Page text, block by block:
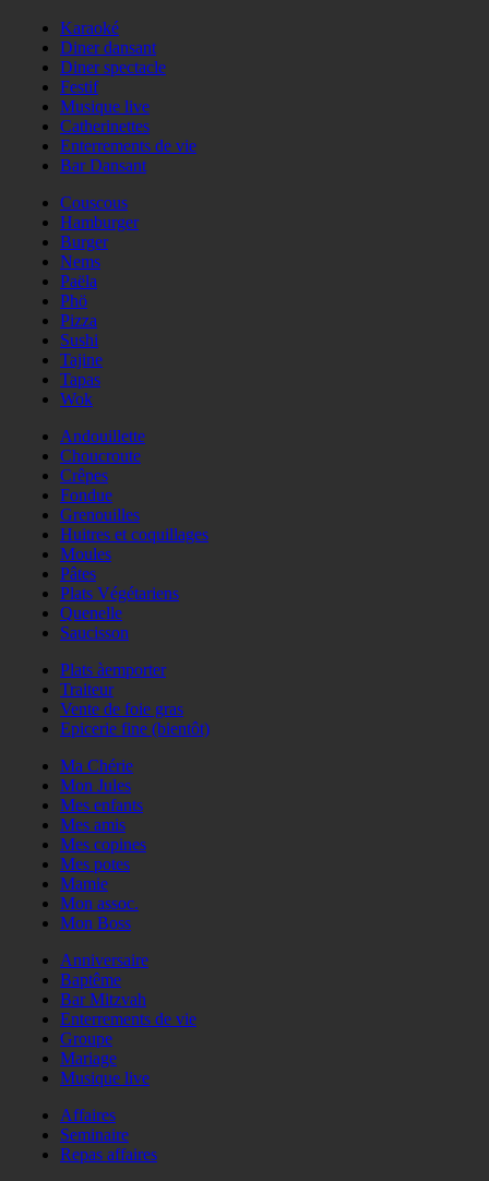
Karaoké
Diner dansant
Diner spectacle
Festif
Musique live
Catherinettes
Enterrements de vie
Bar Dansant
Couscous
Hamburger
Burger
Nems
Paëla
Phö
Pizza
Sushi
Tajine
Tapas
Wok
Andouillette
Choucroute
Crêpes
Fondue
Grenouilles
Huitres et coquillages
Moules
Pâtes
Plats Végétariens
Quenelle
Saucisson
Plats àemporter
Traiteur
Vente de foie gras
Epicerie fine (bientôt)
Ma Chérie
Mon Jules
Mes enfants
Mes amis
Mes copines
Mes potes
Mamie
Mon assoc.
Mon Boss
Anniversaire
Baptême
Bar Mitzvah
Enterrements de vie
Groupe
Mariage
Musique live
Affaires
Seminaire
Repas affaires